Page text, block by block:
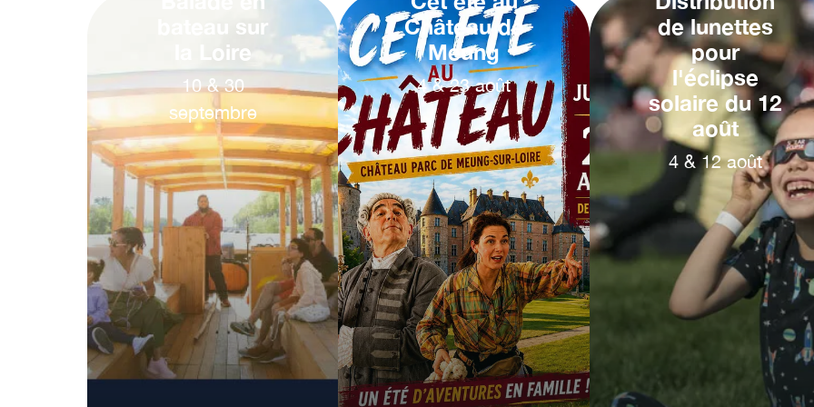
bateau sur
la Loire
10 & 30
septembre
Château de
Meung
4 & 23 août
de lunettes
pour
l'éclipse
solaire du 12
août
4 & 12 août